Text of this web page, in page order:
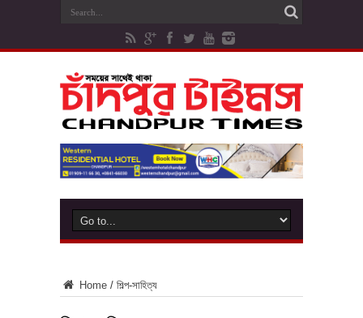
Home / শিল্প-সাহিত্য